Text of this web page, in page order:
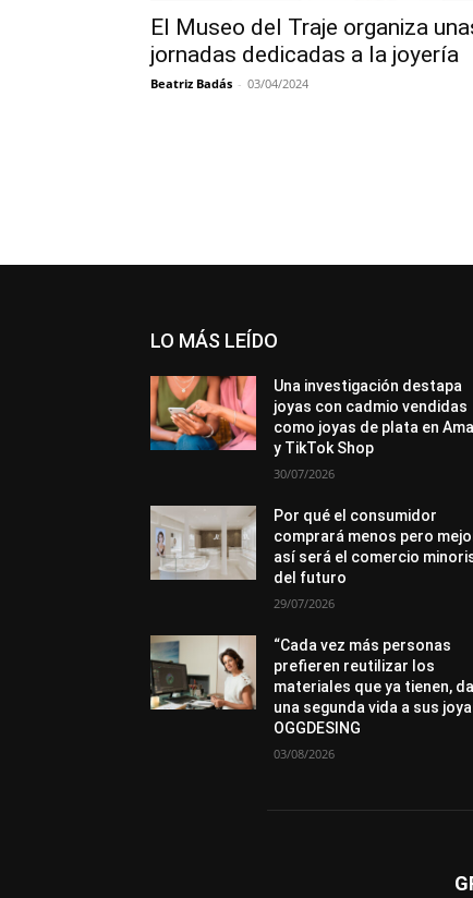
El Museo del Traje organiza
jornadas dedicadas a la joyería
Beatriz Badás - 03/04/2024
LO MÁS LEÍDO
Una investigación destapa
joyas con cadmio vendidas
como joyas de plata en
y TikTok Shop
30/07/2026
Por qué el consumidor
comprará menos pero
así será el comercio
del futuro
29/07/2026
“Cada vez más personas
prefieren reutilizar los
materiales que ya tienen,
una segunda vida a sus
OGGDESING
03/08/2026